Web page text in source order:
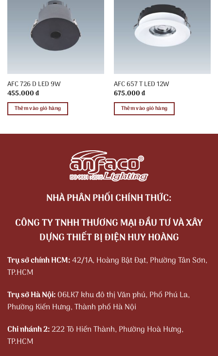
AFC 726 D LED 9W
455.000₫
Thêm vào giỏ hàng
AFC 657 T LED 12W
675.000₫
Thêm vào giỏ hàng
NHÀ PHÂN PHỐI CHÍNH THỨC:
CÔNG TY TNHH THƯƠNG MẠI ĐẦU TƯ VÀ XÂY
DỰNG THIẾT BỊ ĐIỆN HUY HOÀNG
Trụ sở chính HCM:42/1A, Hoàng Bật Đạt, Phường Tân Sơn,
TP.HCM
Trụ sở Hà Nội:06LK7 khu đô thị Văn phú, Phố Phú La,
Phường Kiến Hưng, Thành phố Hà Nội
Chi nhánh 2:222 Tô Hiến Thành, Phường Hoà Hưng,
TP.HCM